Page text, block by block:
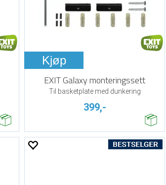
Kjøp
EXIT Galaxy monteringssett
Til basketplate med dunkering
399,-